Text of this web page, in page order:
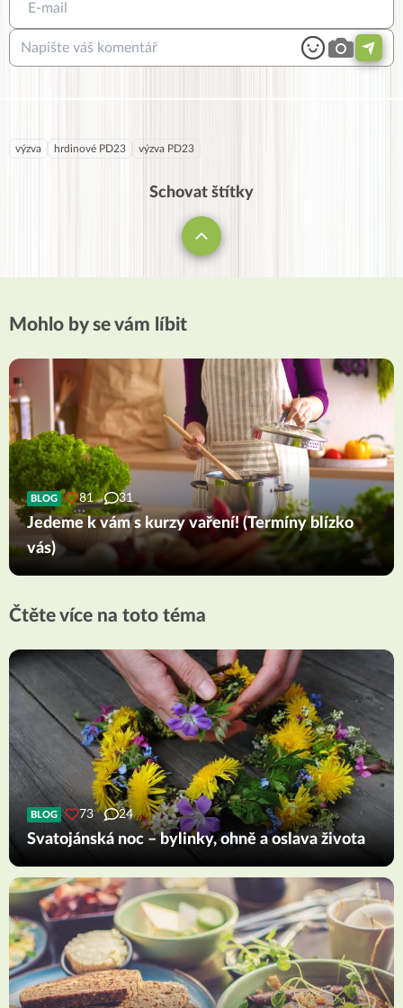
výzva hrdinové PD23 výzva PD23
Schovat štítky
Mohlo by se vám líbit
BLOG 81 31
Jedeme k vám s kurzy vaření! (Termíny blízko
vás)
Čtěte více na toto téma
BLOG 73 24
Svatojánská noc – bylinky, ohně a oslava života